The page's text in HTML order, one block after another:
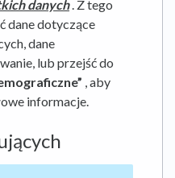
danych. Z tego
dane dotyczące
dane
lub przejść do
, aby
informacje.